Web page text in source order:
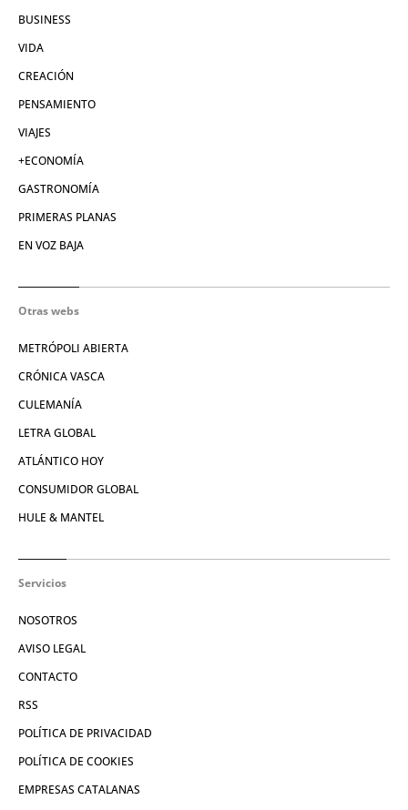
BUSINESS
VIDA
CREACIÓN
PENSAMIENTO
VIAJES
+ECONOMÍA
GASTRONOMÍA
PRIMERAS PLANAS
EN VOZ BAJA
Otras webs
METRÓPOLI ABIERTA
CRÓNICA VASCA
CULEMANÍA
LETRA GLOBAL
ATLÁNTICO HOY
CONSUMIDOR GLOBAL
HULE & MANTEL
Servicios
NOSOTROS
AVISO LEGAL
CONTACTO
RSS
POLÍTICA DE PRIVACIDAD
POLÍTICA DE COOKIES
EMPRESAS CATALANAS